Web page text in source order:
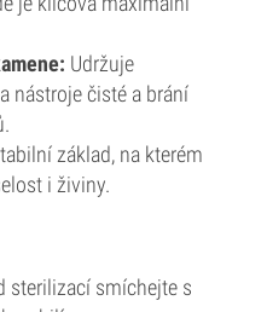
Udržuje
nástroje čisté a brání
základ, na kterém
i živiny.
sterilizací smíchejte s